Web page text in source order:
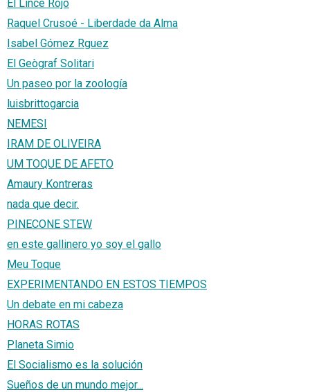
El Lince Rojo
Raquel Crusoé - Liberdade da Alma
Isabel Gómez Rguez
El Geògraf Solitari
Un paseo por la zoología
luisbrittogarcia
NEMESI
IRAM DE OLIVEIRA
UM TOQUE DE AFETO
Amaury Kontreras
nada que decir.
PINECONE STEW
en este gallinero yo soy el gallo
Meu Toque
EXPERIMENTANDO EN ESTOS TIEMPOS
Un debate en mi cabeza
HORAS ROTAS
Planeta Simio
El Socialismo es la solución
Sueños de un mundo mejor...